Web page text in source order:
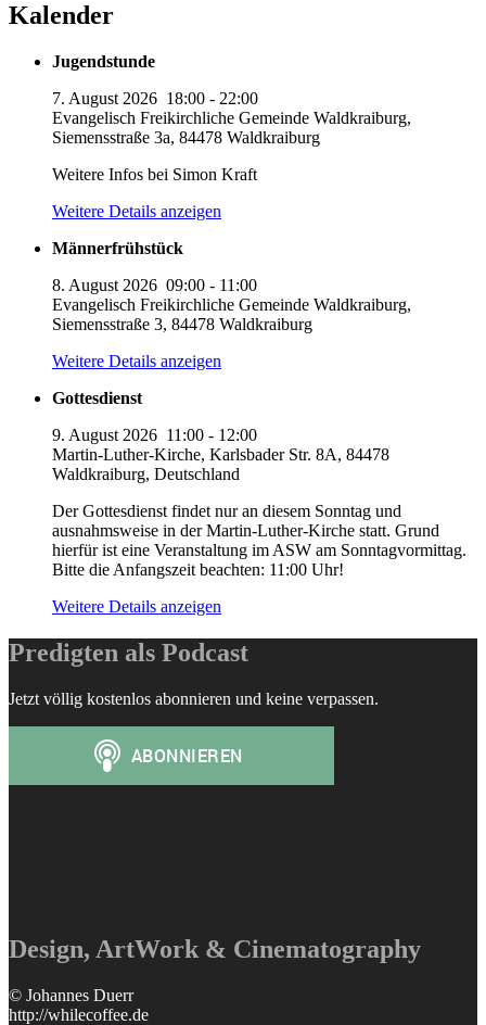
Kalender
Jugendstunde
7. August 2026 18:00 - 22:00
Evangelisch Freikirchliche Gemeinde Waldkraiburg,
Siemensstraße 3a, 84478 Waldkraiburg
Weitere Infos bei Simon Kraft
Weitere Details anzeigen
Männerfrühstück
8. August 2026 09:00 - 11:00
Evangelisch Freikirchliche Gemeinde Waldkraiburg,
Siemensstraße 3, 84478 Waldkraiburg
Weitere Details anzeigen
Gottesdienst
9. August 2026 11:00 - 12:00
Martin-Luther-Kirche, Karlsbader Str. 8A, 84478
Waldkraiburg, Deutschland
Der Gottesdienst findet nur an diesem Sonntag und
ausnahmsweise in der Martin-Luther-Kirche statt. Grund
hierfür ist eine Veranstaltung im ASW am Sonntagvormittag.
Bitte die Anfangszeit beachten: 11:00 Uhr!
Weitere Details anzeigen
Predigten als Podcast
Jetzt völlig kostenlos abonnieren und keine verpassen.
Design, ArtWork & Cinematography
© Johannes Duerr
http://whilecoffee.de